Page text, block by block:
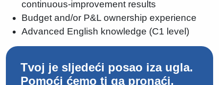
continuous-improvement results
Budget and/or P&L ownership experience
Advanced English knowledge (C1 level)
Tvoj je sljedeći posao iza ugla.
Pomoći ćemo ti ga pronaći.